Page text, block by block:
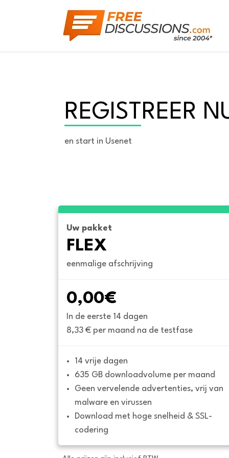
REGISTREER
en start in Usenet
Uw pakket
FLEX
eenmalige afschrijving
0,00€
In de eerste 14 dagen
8,33 € per maand na de testfase
14 vrije dagen
635 GB downloadvolume per maand
Geen vervelende advertenties, vrij van
malware en virussen
Download met hoge snelheid & SSL-
codering